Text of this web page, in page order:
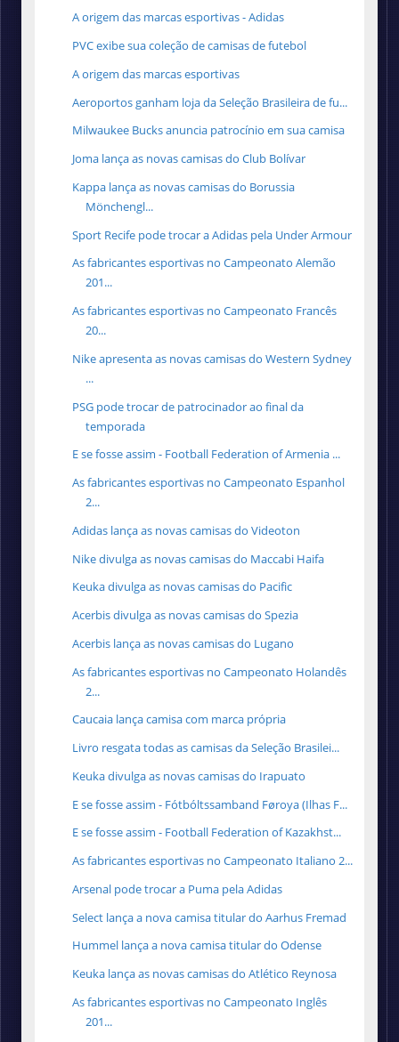
A origem das marcas esportivas - Adidas
PVC exibe sua coleção de camisas de futebol
A origem das marcas esportivas
Aeroportos ganham loja da Seleção Brasileira de fu...
Milwaukee Bucks anuncia patrocínio em sua camisa
Joma lança as novas camisas do Club Bolívar
Kappa lança as novas camisas do Borussia
Mönchengl...
Sport Recife pode trocar a Adidas pela Under Armour
As fabricantes esportivas no Campeonato Alemão
201...
As fabricantes esportivas no Campeonato Francês
20...
Nike apresenta as novas camisas do Western Sydney
...
PSG pode trocar de patrocinador ao final da
temporada
E se fosse assim - Football Federation of Armenia ...
As fabricantes esportivas no Campeonato Espanhol
2...
Adidas lança as novas camisas do Videoton
Nike divulga as novas camisas do Maccabi Haifa
Keuka divulga as novas camisas do Pacific
Acerbis divulga as novas camisas do Spezia
Acerbis lança as novas camisas do Lugano
As fabricantes esportivas no Campeonato Holandês
2...
Caucaia lança camisa com marca própria
Livro resgata todas as camisas da Seleção Brasilei...
Keuka divulga as novas camisas do Irapuato
E se fosse assim - Fótbóltssamband Føroya (Ilhas F...
E se fosse assim - Football Federation of Kazakhst...
As fabricantes esportivas no Campeonato Italiano 2...
Arsenal pode trocar a Puma pela Adidas
Select lança a nova camisa titular do Aarhus Fremad
Hummel lança a nova camisa titular do Odense
Keuka lança as novas camisas do Atlético Reynosa
As fabricantes esportivas no Campeonato Inglês
201...